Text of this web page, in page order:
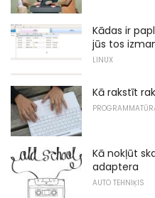
Kādas ir
jūs tos
LINUX
Kā rakstīt
Kā nokļūt
adaptera
AUTO TEHNIĶIS